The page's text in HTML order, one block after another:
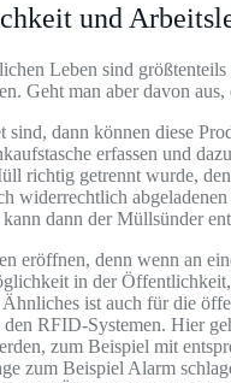
und
Leben sind
Geht man aber davon
sind, dann können diese
erfassen und
richtig getrennt wurde,
widerrechtlich
dann der Müllsünder
eröffnen, denn wenn an
in der
ist auch für die
RFID-Systemen. Hier
zum Beispiel mit
zum Beispiel Alarm